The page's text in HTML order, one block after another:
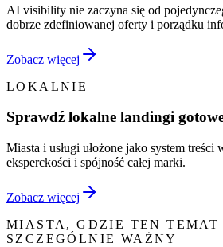
AI visibility nie zaczyna się od
dobrze zdefiniowanej oferty i porządku
Zobacz więcej
LOKALNIE
Sprawdź lokalne landingi
Miasta i usługi ułożone jako system treści
eksperckości i spójność całej marki.
Zobacz więcej
MIASTA, GDZIE TEN TEMAT
SZCZEGÓLNIE WAŻNY